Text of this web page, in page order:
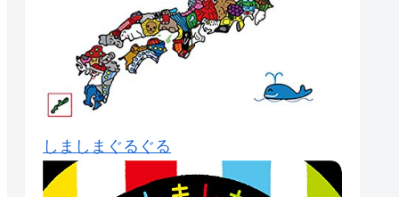
しましまぐるぐる